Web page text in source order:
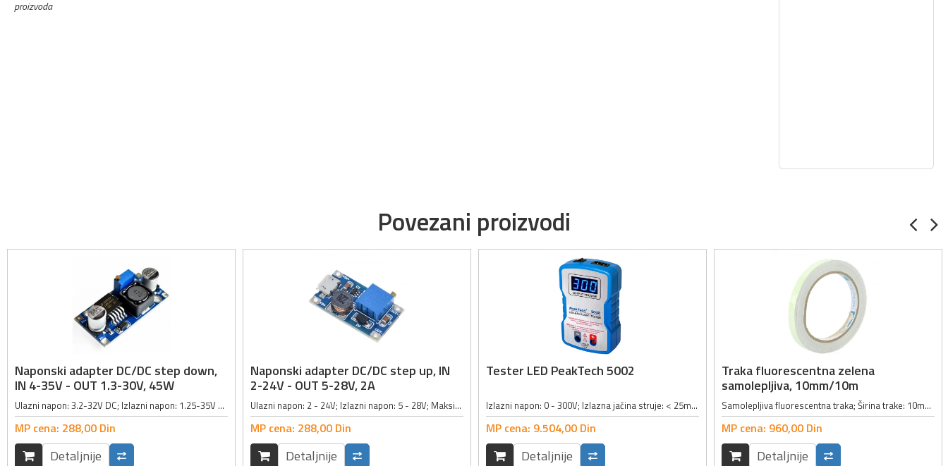
proizvoda
Povezani proizvodi
Naponski adapter DC/DC step down,
IN 4-35V - OUT 1.3-30V, 45W
Ulazni napon: 3.2-32V DC; Izlazni napon: 1.25-35V DC (podesivi step down); Maksimalna jačina izlazne struje: 3A; Dimenzije: 43x21x14mm; Izlazni napon ne može biti veći od ulaznog;
MP cena: 288,00 Din
Detaljnije
Naponski adapter DC/DC step up, IN
2-24V - OUT 5-28V, 2A
Ulazni napon: 2 - 24V; Izlazni napon: 5 - 28V; Maksimalna izlazna jačina struje: 2A; Radna temperatura: -40° do 85°C; Efikasnost prenosa: < 96%; Radna frekvencija: 1.2MHz; Stopa regulacije opterećenja: ±0.5%; Stopa regulacije napona:...
MP cena: 288,00 Din
Detaljnije
Tester LED PeakTech 5002
Izlazni napon: 0 - 300V; Izlazna jačina struje: < 25mA; Radni napon: 100 - 240VAC, 50/60Hz; Karakteristike:; - Pogodan za testiranje pojedinačnih LED i LED panela; - Pogodan za testiranje zenerovih dioda; Prateća oprema: torbica,...
MP cena: 9.504,00 Din
Detaljnije
Traka fluorescentna zelena
samolepljiva, 10mm/10m
Samolepljiva fluorescentna traka; Širina trake: 10mm; Dužina trake: 10m; Traka emituje zelenu boju; Životni vek fluorescentnog materijala: više od 5 godina;
MP cena: 960,00 Din
Detaljnije